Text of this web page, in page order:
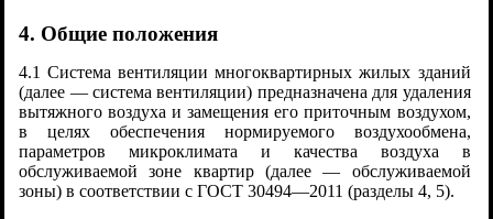
4. Общие положения
4.1 Система вентиляции многоквартирных жилых зданий
(далее — система вентиляции) предназначена для удаления
вытяжного воздуха и замещения его приточным воздухом,
в целях обеспечения нормируемого воздухообмена,
параметров микроклимата и качества воздуха в
обслуживаемой зоне квартир (далее — обслуживаемой
зоны) в соответствии с ГОСТ 30494—2011 (разделы 4, 5).